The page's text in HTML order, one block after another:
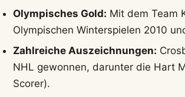
Olympisches Gold: Mit dem Team
Olympischen Winterspielen 2010
Zahlreiche Auszeichnungen:
NHL gewonnen, darunter die Hart
Scorer).